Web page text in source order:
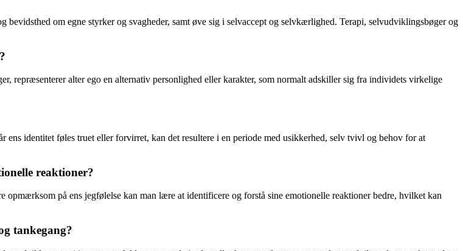
bevidsthed om egne styrker og svagheder, samt øve sig i selvaccept og selvkærlighed. Terapi, selvudviklingsbøger og
repræsenterer alter ego en alternativ personlighed eller karakter, som normalt adskiller sig fra individets virkelige
ens identitet føles truet eller forvirret, kan det resultere i en periode med usikkerhed, selv tvivl og behov for at
reaktioner?
på ens jegfølelse kan man lære at identificere og forstå sine emotionelle reaktioner bedre, hvilket kan
tankegang?